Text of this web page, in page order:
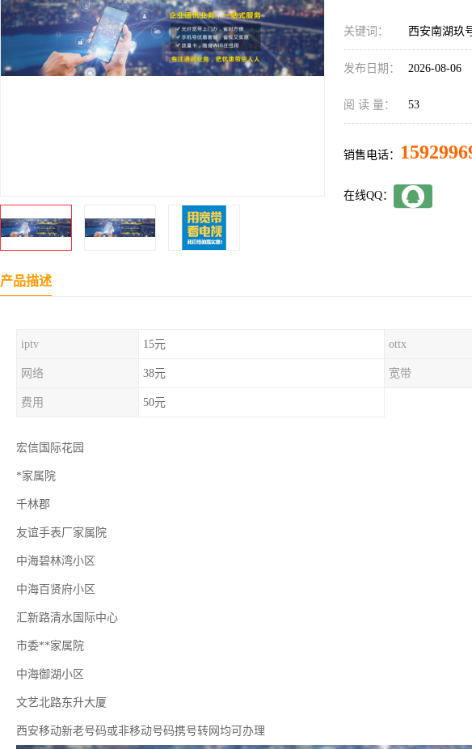
关键词： 西安南湖玖
发布日期： 2026-08-06
阅 读 量： 53
销售电话：
在线QQ：
产品描述
iptv 15元 ottx
网络 38元 宽带
费用 50元
宏信国际花园
*家属院
千林郡
友谊手表厂家属院
中海碧林湾小区
中海百贤府小区
汇新路清水国际中心
市委**家属院
中海御湖小区
文艺北路东升大厦
西安移动新老号码或非移动号码携号转网均可办理